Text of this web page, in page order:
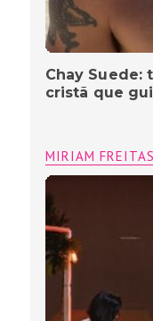
Chay Suede:
cristã que
MIRIAM FREITAS